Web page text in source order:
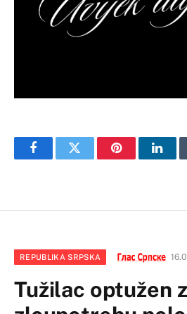
FacebookTwitter Pinterest
REPUBLIKA SRPSKA
Tužilac optužen